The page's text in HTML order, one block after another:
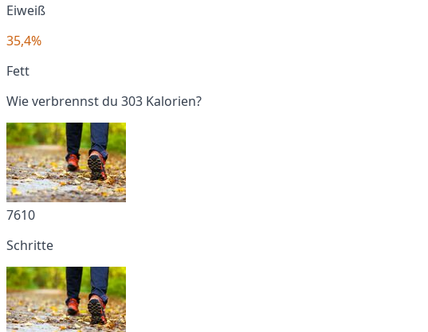
Eiweiß
35,4%
Fett
Wie verbrennst du 303 Kalorien?
7610
Schritte